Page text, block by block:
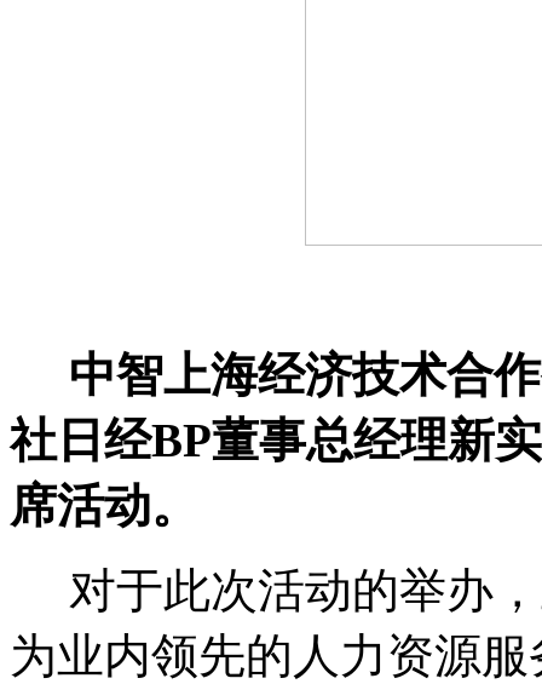
中智上海经济技术合
社日经BP董事总经理新
席活动。
对于此次活动的举办
为业内领先的人力资源